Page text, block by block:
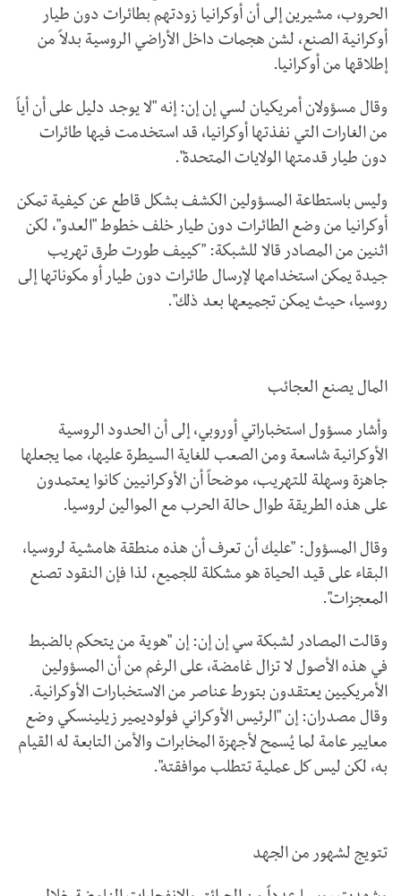
الحروب، مشيرين إلى أن أوكرانيا زودتهم بطائرات دون طيار
أوكرانية الصنع، لشن هجمات داخل الأراضي الروسية بدلاً من
إطلاقها من أوكرانيا.
وقال مسؤولان أمريكيان لسي إن إن: إنه "لا يوجد دليل على أن أياً
من الغارات التي نفذتها أوكرانيا، قد استخدمت فيها طائرات
دون طيار قدمتها الولايات المتحدة".
وليس باستطاعة المسؤولين الكشف بشكل قاطع عن كيفية تمكن
أوكرانيا من وضع الطائرات دون طيار خلف خطوط "العدو"، لكن
اثنين من المصادر قالا للشبكة: "كييف طورت طرق تهريب
جيدة يمكن استخدامها لإرسال طائرات دون طيار أو مكوناتها إلى
روسيا، حيث يمكن تجميعها بعد ذلك".
المال يصنع العجائب
وأشار مسؤول استخباراتي أوروبي، إلى أن الحدود الروسية
الأوكرانية شاسعة ومن الصعب للغاية السيطرة عليها، مما يجعلها
جاهزة وسهلة للتهريب، موضحاً أن الأوكرانيين كانوا يعتمدون
على هذه الطريقة طوال حالة الحرب مع الموالين لروسيا.
وقال المسؤول: "عليك أن تعرف أن هذه منطقة هامشية لروسيا،
البقاء على قيد الحياة هو مشكلة للجميع، لذا فإن النقود تصنع
المعجزات".
وقالت المصادر لشبكة سي إن إن: إن "هوية من يتحكم بالضبط
في هذه الأصول لا تزال غامضة، على الرغم من أن المسؤولين
الأمريكيين يعتقدون بتورط عناصر من الاستخبارات الأوكرانية.
وقال مصدران: إن "الرئيس الأوكراني فولوديمير زيلينسكي وضع
معايير عامة لما يُسمح لأجهزة المخابرات والأمن التابعة له القيام
به، لكن ليس كل عملية تتطلب موافقته".
تتويج لشهور من الجهد